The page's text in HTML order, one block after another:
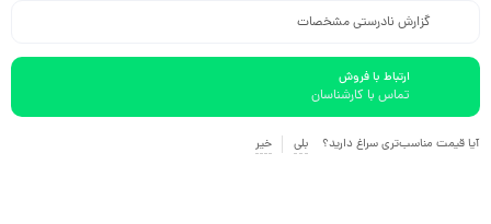
گزارش نادرستی مشخصات
ارتباط با فروش
تماس با کارشناسان
آیا قیمت مناسب‌تری سراغ دارید؟ بلی خیر